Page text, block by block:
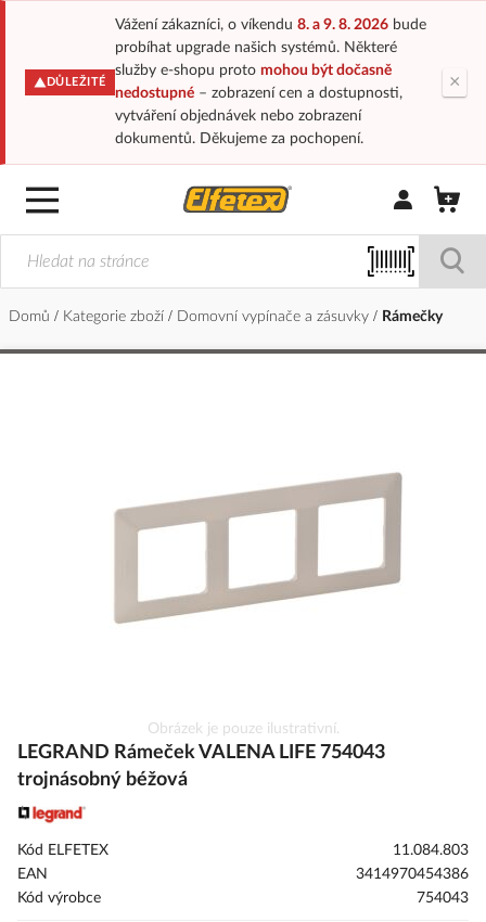
DŮLEŽITÉ
Vážení zákazníci, o víkendu 8. a 9. 8. 2026bude
probíhat upgrade našich systémů. Některé
služby e-shopu proto mohou být dočasně
nedostupné– zobrazení cen a dostupnosti,
vytváření objednávek nebo zobrazení
dokumentů. Děkujeme za pochopení.
×
Přihlásit/
Domů Kategorie zboží Domovní vypínače a zásuvky Rámečky
na
začátek
galerie
s
Obrázek je pouze ilustrativní.
LEGRAND Rámeček VALENA LIFE 754043
trojnásobný béžová
Kód ELFETEX
11.084.803
EAN
3414970454386
Kód výrobce
754043